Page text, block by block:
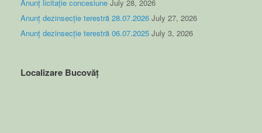
Anunț licitație concesiune July 28, 2026
Anunț dezinsecție terestră 28.07.2026 July 27, 2026
Anunț dezinsecție terestră 06.07.2025 July 3, 2026
Localizare Bucovăț